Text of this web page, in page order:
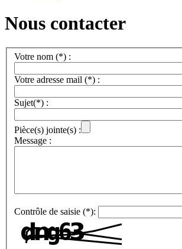
Nous contacter
Votre nom (*) :
Votre adresse mail (*) :
Sujet(*) :
Pièce(s) jointe(s) :
Message :
Contrôle de saisie (*):